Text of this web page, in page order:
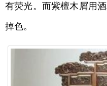
有荧光。而紫檀木屑用
掉色。